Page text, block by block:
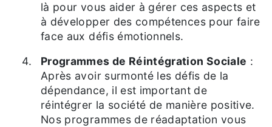
là pour vous aider à gérer ces aspects et
à développer des compétences pour faire
face aux défis émotionnels.
Programmes de Réintégration Sociale :
Après avoir surmonté les défis de la
dépendance, il est important de
réintégrer la société de manière positive.
Nos programmes de réadaptation vous